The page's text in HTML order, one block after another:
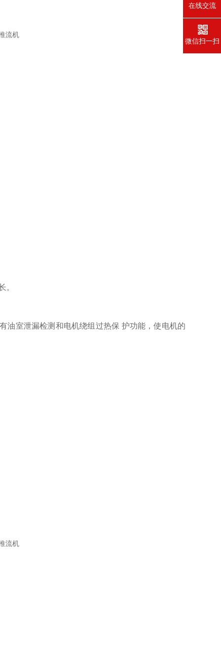
。
油室泄漏检测和电机绕组过热保 护功能，使电机的
在线交流
微信扫一扫